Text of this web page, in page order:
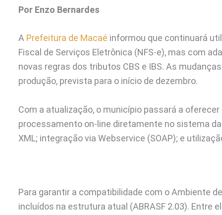
Por Enzo Bernardes
A Prefeitura de Macaé informou que continuará
Fiscal de Serviços Eletrônica (NFS-e), mas com
novas regras dos tributos CBS e IBS. As
produção, prevista para o início de dezembro.
Com a atualização, o município passará a
processamento on-line diretamente no sistema
XML; integração via Webservice (SOAP); e
Para garantir a compatibilidade com o Ambiente
incluídos na estrutura atual (ABRASF 2.03).